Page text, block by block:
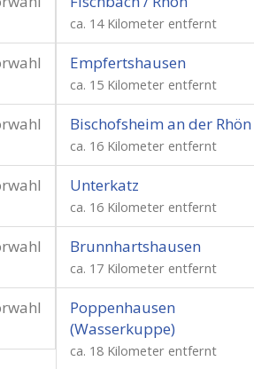
ca. 14 Kilometer entfernt
Empfertshausen
ca. 15 Kilometer entfernt
Bischofsheim an der Rhön
ca. 16 Kilometer entfernt
Unterkatz
ca. 16 Kilometer entfernt
Brunnhartshausen
ca. 17 Kilometer entfernt
Poppenhausen
(Wasserkuppe)
ca. 18 Kilometer entfernt